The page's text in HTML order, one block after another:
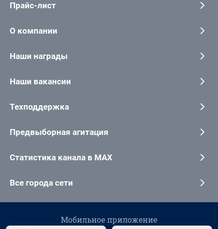
Прайс-лист
О компании
Наши награды
Наши вакансии
Техподдержка
Предвыборная агитация
Статистика канала в MAX
Все города сети
Мобильное приложение